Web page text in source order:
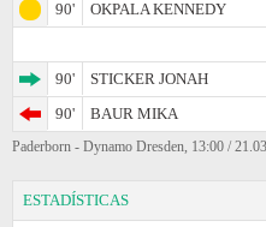
90'
OKPALA KENNEDY
90'
STICKER JONAH
90'
BAUR MIKA
Paderborn - Dynamo Dresden, 13:00 /
ESTADÍSTICAS